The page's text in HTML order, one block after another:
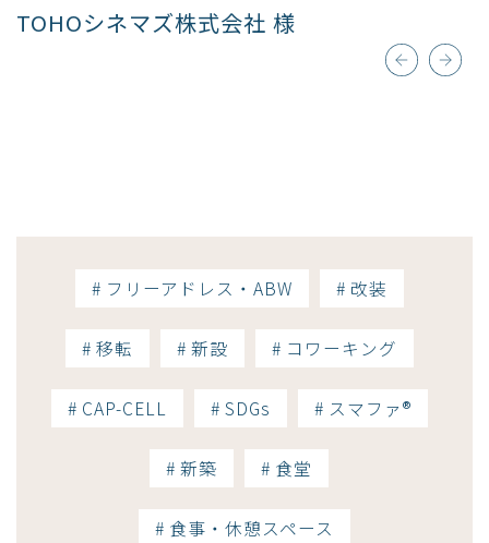
TOHOシネマズ株式会社 様
# フリーアドレス・ABW # 改装
# 移転 # 新設 # コワーキング
# CAP-CELL # SDGs # スマファ®
# 新築 # 食堂
# 食事・休憩スペース